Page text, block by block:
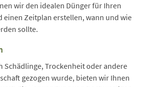
wir den idealen Dünger für Ihren
einen Zeitplan erstellen, wann und wie
sollte.
Schädlinge, Trockenheit oder andere
gezogen wurde, bieten wir Ihnen